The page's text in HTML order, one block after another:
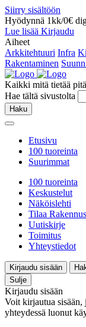
Siirry sisältöön
Hyödynnä 1kk/0€
Lue lisää Kirjaudu
Aiheet
Arkkitehtuuri Infra
Rakentaminen
Kaikki mitä tietää
Hae tältä sivustolta
Haku
Etusivu
100 tuoreinta
Suurimmat
100 tuoreinta
Keskustelut
Näköislehti
Tilaa
Uutiskirje
Toimitus
Yhteystiedot
Kirjaudu sisään
Sulje
Kirjaudu sisään
Voit kirjautua
yhteydessä luonut